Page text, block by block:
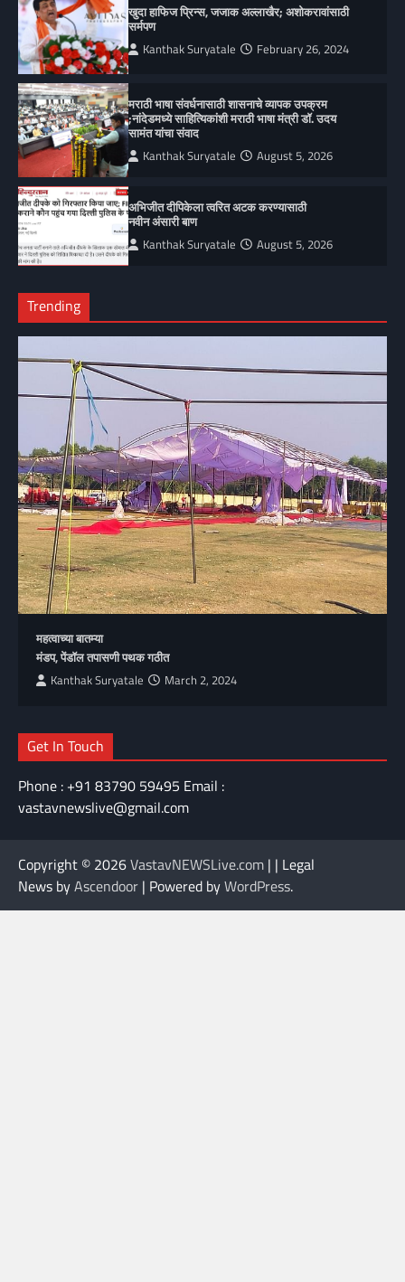
खुदा हाफिज प्रिन्स, जजाक अल्लाखैर; अशोकरावांसाठी
सर्मपण
Kanthak Suryatale February 26, 2024
मराठी भाषा संवर्धनासाठी शासनाचे व्यापक उपक्रम
;नांदेडमध्ये साहित्यिकांशी मराठी भाषा मंत्री डॉ. उदय
सामंत यांचा संवाद
Kanthak Suryatale August 5, 2026
अभिजीत दीपिकेला त्वरित अटक करण्यासाठी
नवीन अंसारी बाण
Kanthak Suryatale August 5, 2026
Trending
महत्वाच्या बातम्या
मंडप, पेंडॉल तपासणी पथक गठीत
Kanthak Suryatale March 2, 2024
Get In Touch
Phone : +91 83790 59495 Email :
vastavnewslive@gmail.com
Copyright © 2026VastavNEWSLive.com | | Legal
News byAscendoor | Powered byWordPress.